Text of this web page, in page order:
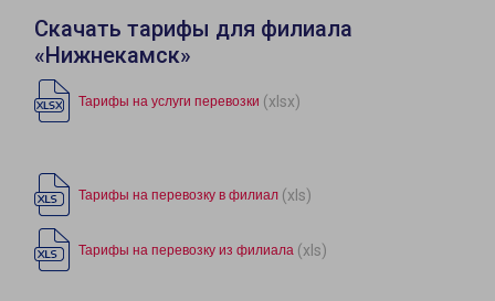
Скачать тарифы для филиала
«Нижнекамск»
Тарифы на услуги перевозки (xlsx)
Тарифы на перевозку в филиал (xls)
Тарифы на перевозку из филиала (xls)